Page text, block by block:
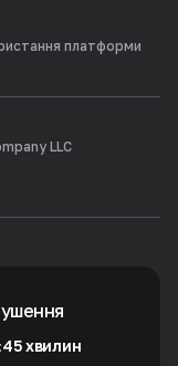
платформи
LLC
45 хвилин